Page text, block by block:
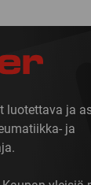
luotettava ja
ja